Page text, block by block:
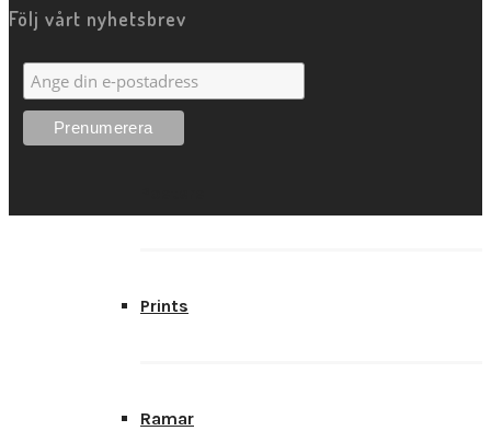
Presentkort
Prints
Ramar
Följ vårt nyhetsbrev